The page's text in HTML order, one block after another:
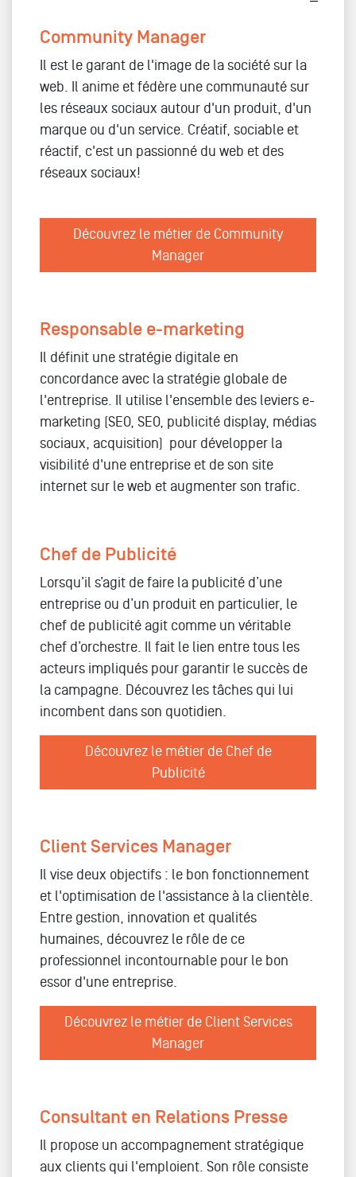
Community Manager
Il est le garant de l'image de la société sur la
web. Il anime et fédère une communauté sur
les réseaux sociaux autour d'un produit, d'un
marque ou d'un service. Créatif, sociable et
réactif, c'est un passionné du web et des
réseaux sociaux!
Découvrez le métier de Community
Manager
Responsable e-marketing
Il définit une stratégie digitale en
concordance avec la stratégie globale de
l'entreprise. Il utilise l'ensemble des leviers e-
marketing (SEO, SEO, publicité display, médias
sociaux, acquisition) pour développer la
visibilité d'une entreprise et de son site
internet sur le web et augmenter son trafic.
Chef de Publicité
Lorsqu’il s’agit de faire la publicité d’une
entreprise ou d’un produit en particulier, le
chef de publicité agit comme un véritable
chef d’orchestre. Il fait le lien entre tous les
acteurs impliqués pour garantir le succès de
la campagne. Découvrez les tâches qui lui
incombent dans son quotidien.
Découvrez le métier de Chef de
Publicité
Client Services Manager
Il vise deux objectifs : le bon fonctionnement
et l'optimisation de l'assistance à la clientèle.
Entre gestion, innovation et qualités
humaines, découvrez le rôle de ce
professionnel incontournable pour le bon
essor d'une entreprise.
Découvrez le métier de Client Services
Manager
Consultant en Relations Presse
Il propose un accompagnement stratégique
aux clients qui l'emploient. Son rôle consiste